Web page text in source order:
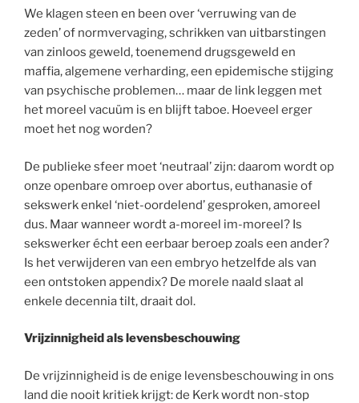
We klagen steen en been over ‘verruwing van de
zeden’ of normvervaging, schrikken van uitbarstingen
van zinloos geweld, toenemend drugsgeweld en
maffia, algemene verharding, een epidemische stijging
van psychische problemen… maar de link leggen met
het moreel vacuüm is en blijft taboe. Hoeveel erger
moet het nog worden?
De publieke sfeer moet ‘neutraal’ zijn: daarom wordt op
onze openbare omroep over abortus, euthanasie of
sekswerk enkel ‘niet-oordelend’ gesproken, amoreel
dus. Maar wanneer wordt a-moreel im-moreel? Is
sekswerker écht een eerbaar beroep zoals een ander?
Is het verwijderen van een embryo hetzelfde als van
een ontstoken appendix? De morele naald slaat al
enkele decennia tilt, draait dol.
Vrijzinnigheid als levensbeschouwing
De vrijzinnigheid is de enige levensbeschouwing in ons
land die nooit kritiek krijgt: de Kerk wordt non-stop